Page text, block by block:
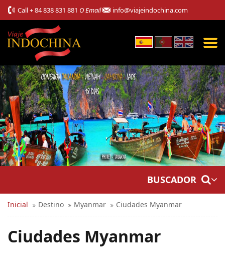
Call+ 84 838 831 881 O Email info@viajeindochina.com
BUSCADOR
Inicial Destino Myanmar Ciudades Myanmar
Ciudades Myanmar